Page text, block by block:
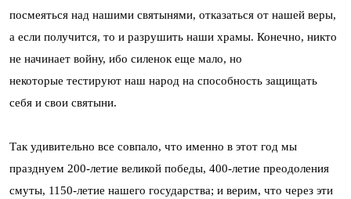
посмеяться над нашими святынями, отказаться от нашей веры,
а если получится, то и разрушить наши храмы. Конечно, никто
не начинает войну, ибо силенок еще мало, но
некоторые тестируют наш народ на способность защищать
себя и свои святыни.
Так удивительно все совпало, что именно в этот год мы
празднуем 200-летие великой победы, 400-летие преодоления
смуты, 1150-летие нашего государства; и верим, что через эти